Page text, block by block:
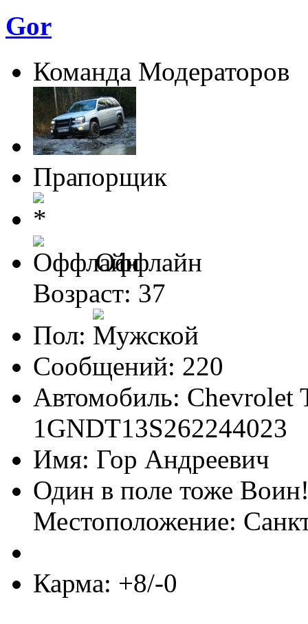
Gor
Команда Модераторов
Прапорщик
Оффлайн
Возраст: 37
Пол:
Сообщений: 220
Автомобиль: Chevrolet
1GNDT13S262244023
Имя: Гор Андреевич
Один в поле тоже
Местоположение:
Карма: +8/-0